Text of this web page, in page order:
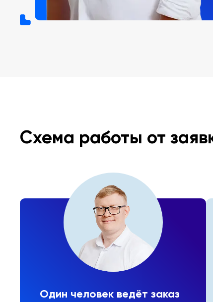
Схема работы от
Один человек ведёт заказ